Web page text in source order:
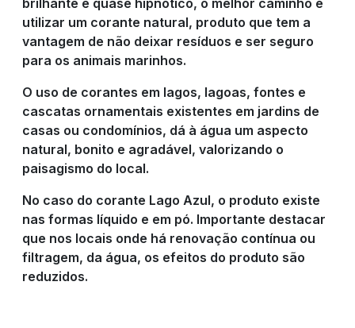
utilizar um corante natural, produto que tem a
vantagem de não deixar resíduos e ser seguro
para os animais marinhos.
O uso de corantes em lagos, lagoas, fontes e
cascatas ornamentais existentes em jardins de
casas ou condomínios, dá à água um aspecto
natural, bonito e agradável, valorizando o
paisagismo do local.
No caso do corante Lago Azul, o produto existe
nas formas líquido e em pó. Importante destacar
que nos locais onde há renovação contínua ou
filtragem, da água, os efeitos do produto são
reduzidos.